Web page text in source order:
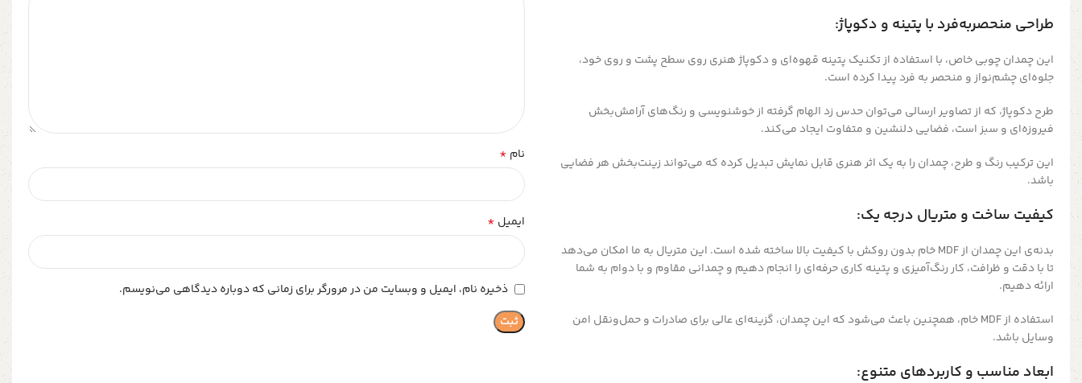
طراحی منحصربه‌فرد با پتینه و دکوپاژ:
این چمدان چوبی خاص، با استفاده از تکنیک پتینه قهوه‌ای و دکوپاژ هنری روی سطح پشت و روی خود،
جلوه‌ای چشم‌نواز و منحصر به فرد پیدا کرده است.
طرح دکوپاژ، که از تصاویر ارسالی می‌توان حدس زد الهام گرفته از خوشنویسی و رنگ‌های آرامش‌بخش
فیروزه‌ای و سبز است، فضایی دلنشین و متفاوت ایجاد می‌کند.
این ترکیب رنگ و طرح، چمدان را به یک اثر هنری قابل نمایش تبدیل کرده که می‌تواند زینت‌بخش هر فضایی
باشد.
کیفیت ساخت و متریال درجه یک:
بدنه‌ی این چمدان از MDF خام بدون روکش با کیفیت بالا ساخته شده است. این متریال به ما امکان می‌دهد
تا با دقت و ظرافت، کار رنگ‌آمیزی و پتینه کاری حرفه‌ای را انجام دهیم و چمدانی مقاوم و با دوام به شما
ارائه دهیم.
استفاده از MDF خام، همچنین باعث می‌شود که این چمدان، گزینه‌ای عالی برای صادرات و حمل‌ونقل امن
وسایل باشد.
ابعاد مناسب و کاربردهای متنوع:
نام *
ایمیل *
ذخیره نام، ایمیل و وبسایت من در مرورگر برای زمانی که دوباره دیدگاهی می‌نویسم.